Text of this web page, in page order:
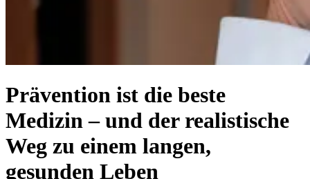
Prävention ist die beste
Medizin – und der realistische
Weg zu einem langen,
gesunden Leben